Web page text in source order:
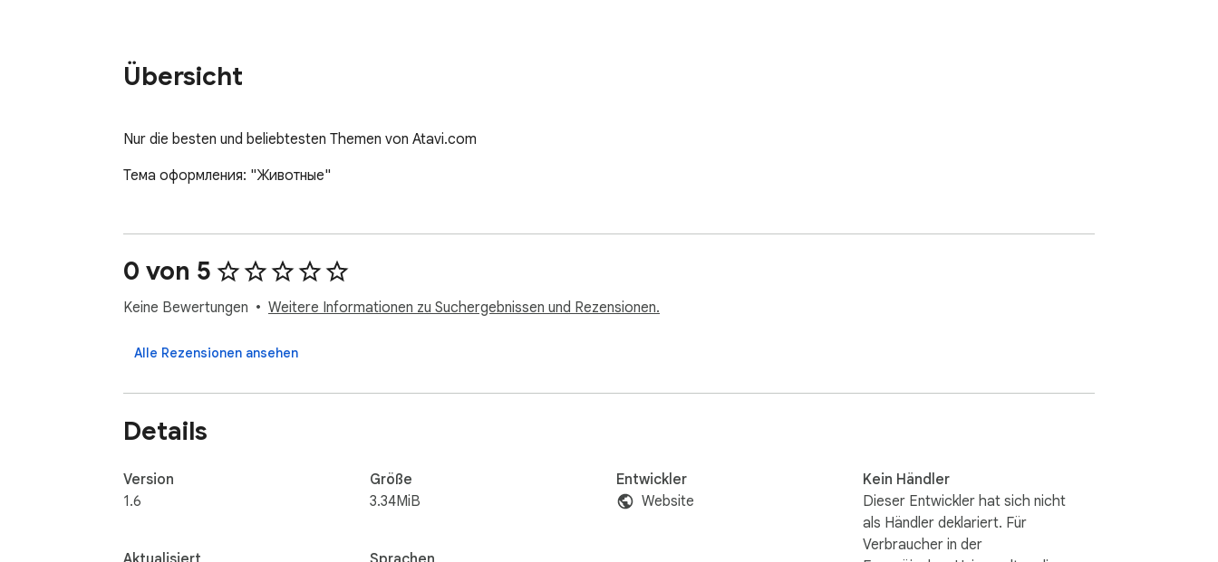
Übersicht
Nur die besten und beliebtesten Themen von Atavi.com
Тема оформления: "Животные"
0 von 5
Keine Bewertungen Weitere Informationen zu Suchergebnissen und Rezensionen.
Alle Rezensionen ansehen
Details
Version
1.6
Größe
3.34MiB
Entwickler
Website
Kein Händler
Dieser Entwickler hat sich nicht
als Händler deklariert. Für
Verbraucher in der